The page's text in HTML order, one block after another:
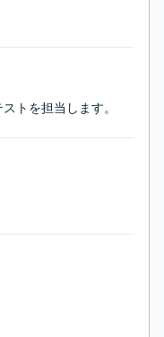
トを担当します。